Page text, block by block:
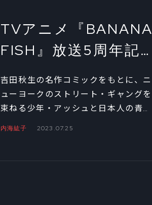
一度アニメを見直そうと思っている
方、初めて見る方も必読です！
TVアニメ『BANANA
FISH』放送5周年記念
監督・内海紘子×キャ
ラクターデザイン・
林明美 スペシャル対
談①
吉田秋生の名作コミックをもとに、ニ
ューヨークのストリート・ギャングを
束ねる少年・アッシュと日本人の青
内海紘子 2023.07.25